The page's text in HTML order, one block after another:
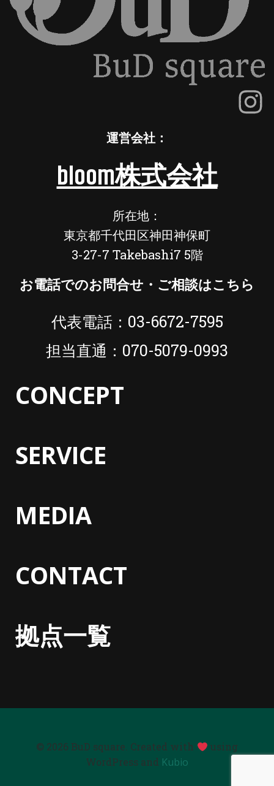
運営会社：
bloom株式会社
所在地：
東京都千代田区神田神保町
3-27-7 Takebashi7 5階
お電話でのお問合せ・ご相談はこちら
代表電話：03-6672-7595
担当直通：070-5079-0993
CONCEPT
SERVICE
MEDIA
CONTACT
拠点一覧
© 2026 BuD square. Created with
using
WordPress and Kubio